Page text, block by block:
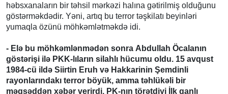
həbsxanaların bir təhsil mərkəzi halına gətirilmiş olduğunu
göstərməkdədir. Yəni, artıq bu terror təşkilatı beyinləri
yumaqla özünü möhkəmlətməkdə idi.
- Elə bu möhkəmlənmədən sonra Abdullah Öcalanın
göstərişi ilə PKK-lıların silahlı hücumu oldu. 15 avqust
1984-cü ildə Siirtin Eruh və Hakkarinin Şemdinli
rayonlarındakı terror böyük, amma təhlükəli bir
məqsəddən xəbər verirdi. PK-nın törətdiyi İlk qanlı